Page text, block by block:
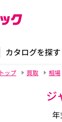
カタログを探す
トップ 買取 相場
ジ